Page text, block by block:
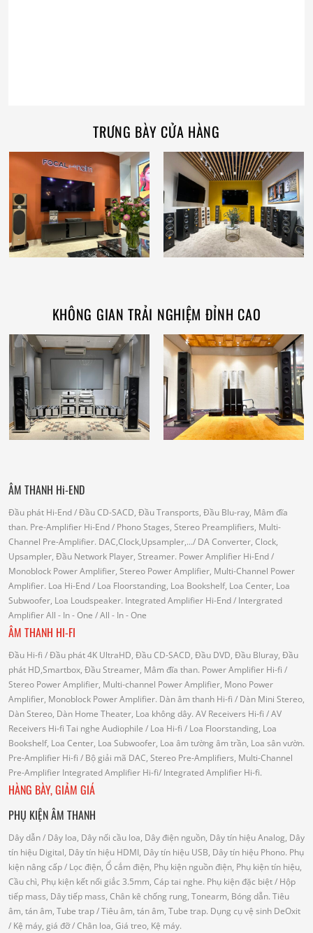
TRƯNG BÀY CỬA HÀNG
KHÔNG GIAN TRẢI NGHIỆM ĐỈNH CAO
ÂM THANH Hi-END
Đầu phát Hi-End/ Đầu CD-SACD, Đầu Transports, Đầu Blu-ray, Mâm đĩa
than. Pre-Amplifier Hi-End/ Phono Stages, Stereo Preamplifiers, Multi-
Channel Pre-Amplifier. DAC,Clock,Upsampler,.../ DA Converter, Clock,
Upsampler, Đầu Network Player, Streamer. Power Amplifier Hi-End/
Monoblock Power Amplifier, Stereo Power Amplifier, Multi-Channel Power
Amplifier. Loa Hi-End/ Loa Floorstanding, Loa Bookshelf, Loa Center, Loa
Subwoofer, Loa Loudspeaker. Integrated Amplifier Hi-End/ Intergrated
AmplifierAll - In - One / All - In - One
ÂM THANH HI-FI
Đầu Hi-fi / Đầu phát 4K UltraHD, Đầu CD-SACD, Đầu DVD, Đầu Bluray, Đầu
phát HD,Smartbox, Đầu Streamer, Mâm đĩa than. Power Amplifier Hi-fi /
Stereo Power Amplifier, Multi-channel Power Amplifier, Mono Power
Amplifier, Monoblock Power Amplifier. Dàn âm thanh Hi-fi / Dàn Mini Stereo,
Dàn Stereo, Dàn Home Theater, Loa không dây. AV Receivers Hi-fi / AV
Receivers Hi-fi Tai nghe Audiophile / Loa Hi-fi / Loa Floorstanding, Loa
Bookshelf, Loa Center, Loa Subwoofer, Loa âm tường âm trần, Loa sân vườn.
Pre-Amplifier Hi-fi / Bộ giải mã DAC, Stereo Pre-Amplifiers, Multi-Channel
Pre-Amplifier Integrated Amplifier Hi-fi/ Integrated Amplifier Hi-fi.
HÀNG BÀY, GIẢM GIÁ
PHỤ KIỆN ÂM THANH
Dây dẫn/ Dây loa, Dây nối cầu loa, Dây điện nguồn, Dây tín hiệu Analog, Dây
tín hiệu Digital, Dây tín hiệu HDMI, Dây tín hiệu USB, Dây tín hiệu Phono. Phụ
kiện nâng cấp/ Lọc điện, Ổ cắm điện, Phụ kiện nguồn điện, Phụ kiện tín hiệu,
Cầu chì, Phụ kiện kết nối giắc 3.5mm, Cáp tai nghe. Phụ kiện đặc biệt/ Hộp
tiếp mass, Dây tiếp mass, Chân kê chống rung, Tonearm, Bóng dẫn. Tiêu
âm, tán âm, Tube trap/ Tiêu âm, tán âm, Tube trap. Dụng cụ vệ sinh DeOxit
/ Kệ máy, giá đỡ/ Chân loa, Giá treo, Kệ máy.